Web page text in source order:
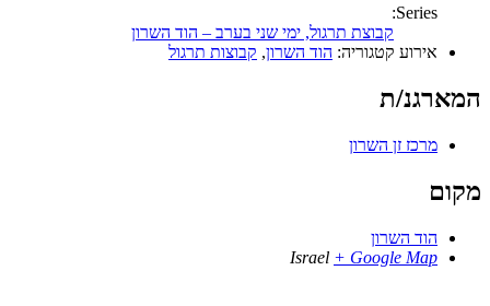
Series:
קבוצת תרגול, ימי שני בערב – הוד השרון
אירוע קטגוריה: הוד השרון, קבוצות תרגול
המארגנ/ת
מרכז זן השרון
מקום
הוד השרון
Israel + Google Map